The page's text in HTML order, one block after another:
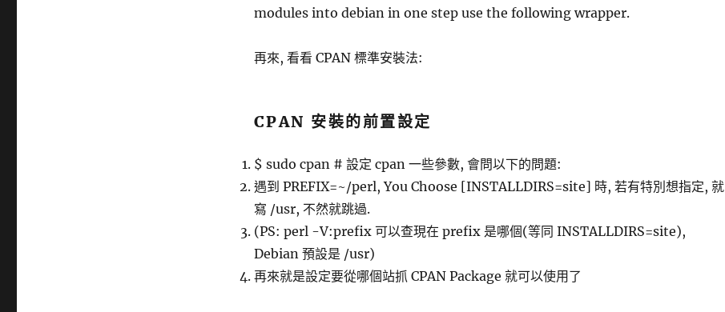
modules into debian in one step use the following wrapper.
再來, 看看 CPAN 標準安裝法:
CPAN 安裝的前置設定
$ sudo cpan # 設定 cpan 一些參數, 會問以下的問題:
遇到 PREFIX=~/perl, You Choose [INSTALLDIRS=site] 時, 若有特別想指定, 就
寫 /usr, 不然就跳過.
(PS: perl -V:prefix 可以查現在 prefix 是哪個(等同 INSTALLDIRS=site),
Debian 預設是 /usr)
再來就是設定要從哪個站抓 CPAN Package 就可以使用了